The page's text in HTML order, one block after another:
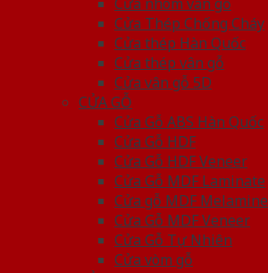
Cửa Thép Chống Cháy
Cửa thép Hàn Quốc
Cửa thép vân gỗ
Cửa vân gỗ 5D
CỬA GỖ
Cửa Gỗ ABS Hàn Quốc
Cửa Gỗ HDF
Cửa Gỗ HDF Veneer
Cửa Gỗ MDF Laminate
Cửa gỗ MDF Melamine
Cửa Gỗ MDF Veneer
Cửa Gỗ Tự Nhiên
Cửa vòm gỗ